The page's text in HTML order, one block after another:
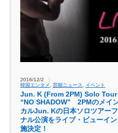
2016/12/2
韓国エンタメ
芸能ニュース イベント
Jun. K (From 2PM) Solo Tour
“NO SHADOW” 2PMのメイ
カルJun. Kの日本ソロツアー
ナル公演をライブ・ビューイ
施決定！